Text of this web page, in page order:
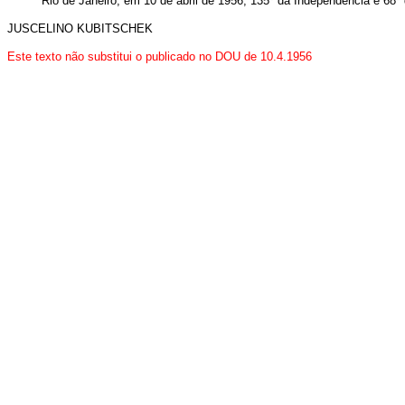
JUSCELINO KUBITSCHEK
Este texto não substitui o publicado no DOU de 10.4.1956